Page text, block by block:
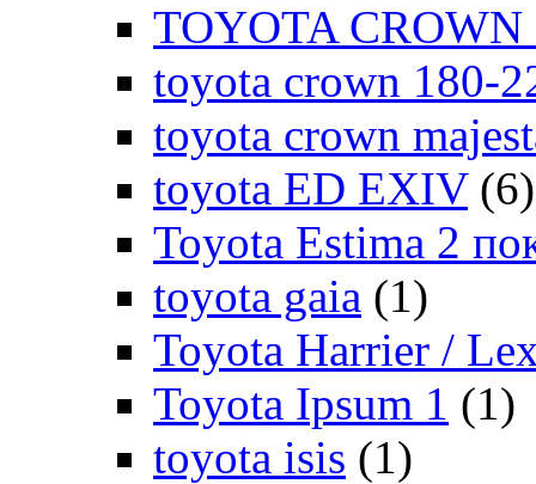
TOYOTA CROWN
toyota crown 180-
toyota crown
toyota ED EXIV (6)
Toyota Estima 2
toyota gaia (1)
Toyota Harrier /
Toyota Ipsum 1 (1)
toyota isis (1)